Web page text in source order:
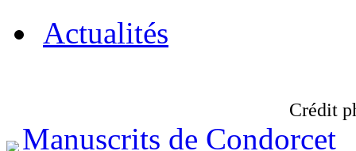
Actualités
Crédit
Manuscrits de Condorcet